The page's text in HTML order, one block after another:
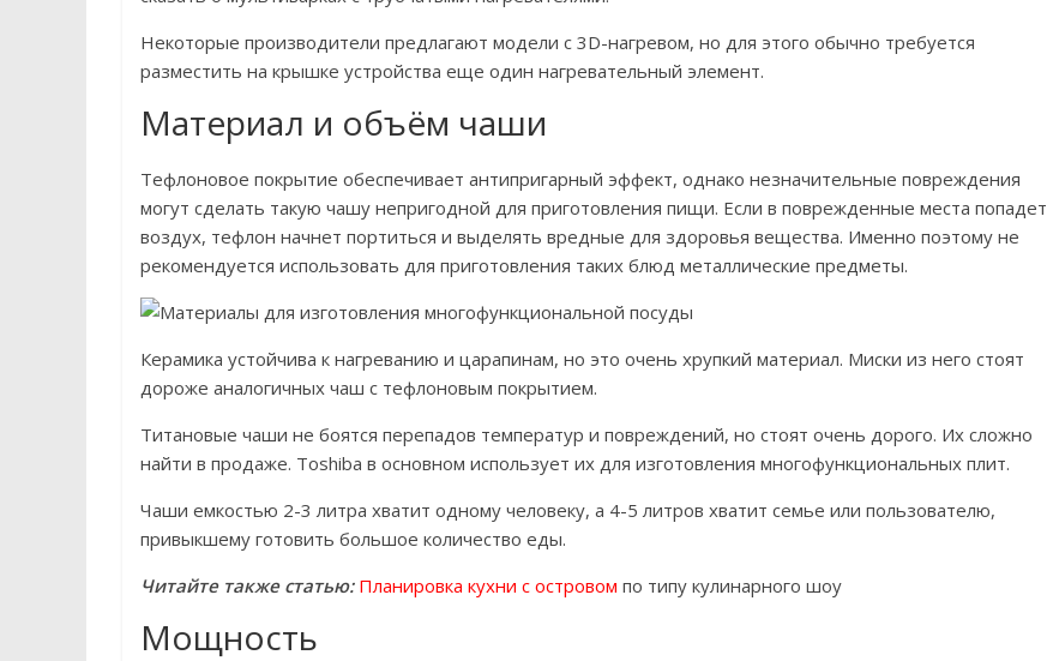
Некоторые производители предлагают модели с 3D-нагревом, но для этого обычно требуется
разместить на крышке устройства еще один нагревательный элемент.
Материал и объём чаши
Тефлоновое покрытие обеспечивает антипригарный эффект, однако незначительные повреждения
могут сделать такую ​​чашу непригодной для приготовления пищи. Если в поврежденные места попадет
воздух, тефлон начнет портиться и выделять вредные для здоровья вещества. Именно поэтому не
рекомендуется использовать для приготовления таких блюд металлические предметы.
Керамика устойчива к нагреванию и царапинам, но это очень хрупкий материал. Миски из него стоят
дороже аналогичных чаш с тефлоновым покрытием.
Титановые чаши не боятся перепадов температур и повреждений, но стоят очень дорого. Их сложно
найти в продаже. Toshiba в основном использует их для изготовления многофункциональных плит.
Чаши емкостью 2-3 литра хватит одному человеку, а 4-5 литров хватит семье или пользователю,
привыкшему готовить большое количество еды.
Читайте также статью: Планировка кухни с островом по типу кулинарного шоу
Мощность